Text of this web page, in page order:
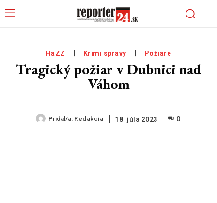
HaZZ Krimi správy Požiare
Tragický požiar v Dubnici nad
Váhom
Pridal/a: Redakcia 18. júla 2023 0